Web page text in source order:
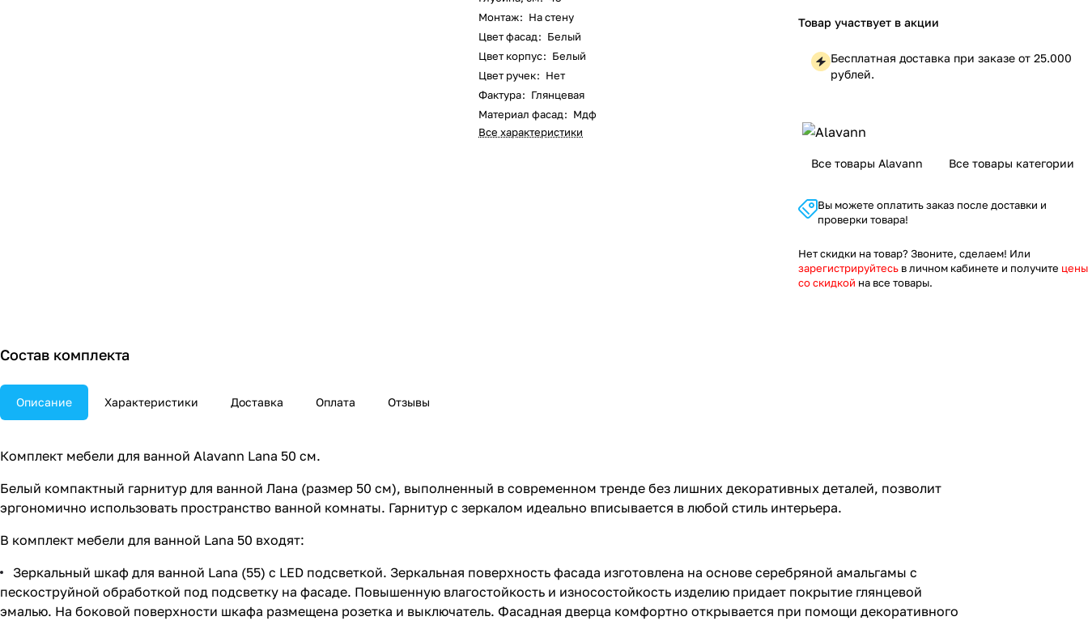
Монтаж: На стену
Цвет фасад: Белый
Цвет корпус: Белый
Цвет ручек: Нет
Фактура: Глянцевая
Материал фасад: Мдф
Все характеристики
Товар участвует в акции
Бесплатная доставка при заказе от 25.000
рублей.
Все товары Alavann Все товары категории
Вы можете оплатить заказ после доставки и
проверки товара!
Нет скидки на товар? Звоните, сделаем! Или
зарегистрируйтесь в личном кабинете и получите цены
со скидкой на все товары.
Состав комплекта
Описание Характеристики Доставка Оплата Отзывы
Комплект мебели для ванной Alavann Lana 50 см.
Белый компактный гарнитур для ванной Лана (размер 50 см), выполненный в современном тренде без лишних декоративных деталей, позволит
эргономично использовать пространство ванной комнаты. Гарнитур с зеркалом идеально вписывается в любой стиль интерьера.
В комплект мебели для ванной Lana 50 входят:
Зеркальный шкаф для ванной Lana (55) с LED подсветкой. Зеркальная поверхность фасада изготовлена на основе серебряной амальгамы с
пескоструйной обработкой под подсветку на фасаде. Повышенную влагостойкость и износостойкость изделию придает покрытие глянцевой
эмалью. На боковой поверхности шкафа размещена розетка и выключатель. Фасадная дверца комфортно открывается при помощи декоративного